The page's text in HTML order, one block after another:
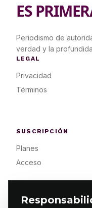
ES
Periodismo de
verdad y la
LEGAL
Privacidad
Términos
SUSCRIPCIÓN
Planes
Acceso